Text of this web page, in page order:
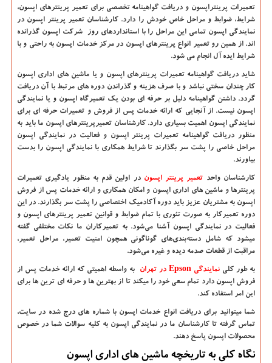
تعمیرات پرینتراپسون و دریافت گواهینامه تخصصی برای تعمیر پرینترهای اپسون،
شرایط، ضوابط و مراحل خاص خودش را دارد. کارشناسان تعمیر پرینتر اپسون در
نمایندگی اپسون تمامی این مراحل را با استانداردهای روز شرکت اپسون گذرانده
اند. از همین رو تعمیر انواع پرینترهای اپسون در مرکز خدمات اپسون به راحتی و با
شرایط ایده آل انجام می شود.
شاید دریافت گواهینامه تعمیرات پرینترهای اپسون و یا ماشین های اداری اپسون
کار چندان سختی نباشد و با صرف هزینه و گذراندن دوره های مرتبط با آن دریافت
گردد. داشتن گواهینامه دلیل بر حرفه ای بودن یک تعمیرگاه اپسون و یا نمایندگی
اپسون نیست. از آنجایی که ارائه خدمات پس از فروش و تعمیرات حرفه ای برای
نمایندگی اپسون اهمیت بسیاری دارد. کارشناسان تعمیرپرینترهای اپسون ما باید به
منظور دریافت گواهینامه تعمیرات پرینتر اپسون و فعالیت در نمایندگی اپسون
مراحل خاصی را پشت سر بگذارند تا شرایط همکاری با نمایندگی اپسون را بدست
بیاورند.
کارشناسان واحد تعمیر پرینتر اپسون در اولین قدم به منظور یادگیری تعمیرات
پرینترها و ماشین های اداری اپسون و امکان همکاری و ارائه خدمات پس از فروش
اپسون به مشتریان عزیز باید دوره آکادمیک اختصاصی را پشت سر بگذارند. در این
دوره تعمیرکار به صورت تئوری با تمام ضوابط و قوانین تعمیر پرینترهای اپسون و
فعالیت در نمایندگی اپسون آشنا می‌شود. به تعمیرکاران ما نکات مختلفی گفته
میشود که شامل دسته‌بندی‌های گوناگونی همچون امنیت تعمیر، مراحل تعمیر،
مراقبت از قطعات صدمه دیده و غیره می‌شود.
به طور کلی نمایندگی Epson در تهران
به واسطه اهمیتی که ارائه خدمات پس از
فروش اپسون دارد تمام سعی خود را میکند تا از بهترین ها و حرفه ای ترین ها برای
این امر استفاده کند.
شما میتوانید برای دریافت انواع خدمات اپسون با شماره های درج شده در سایت،
تماس گرفته تا کارشناسان ما در نمایندگی اپسون به کلیه سوالات شما در خصوص
محصولات اپسون پاسخ دهند.
نگاه کلی به تاریخچه ماشین های اداری اپسون